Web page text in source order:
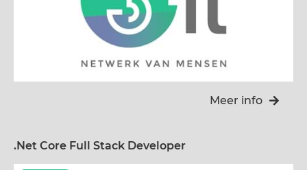
Meer info
.Net Core Full Stack Developer